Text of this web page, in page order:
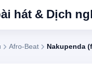
hát & Dịch
Afro-Beat Nakupenda